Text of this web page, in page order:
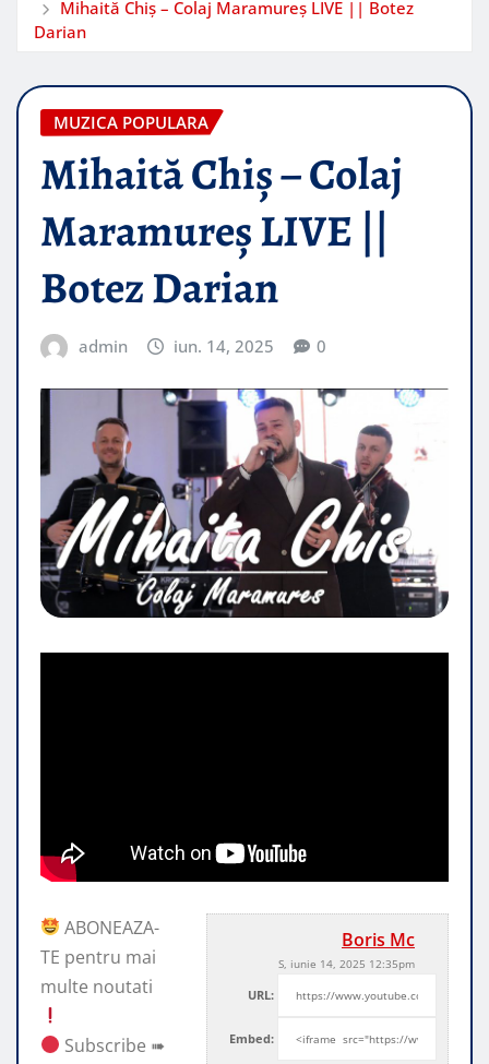
Mihaită Chiș – Colaj Maramureș LIVE || Botez
Darian
MUZICA POPULARA
Mihaită Chiș – Colaj
Maramureș LIVE ||
Botez Darian
admin iun. 14, 2025 0
Boris Mc
S, iunie 14, 2025 12:35pm
URL:
Embed:
ABONEAZA-
TE pentru mai
multe noutati
Subscribe ➠